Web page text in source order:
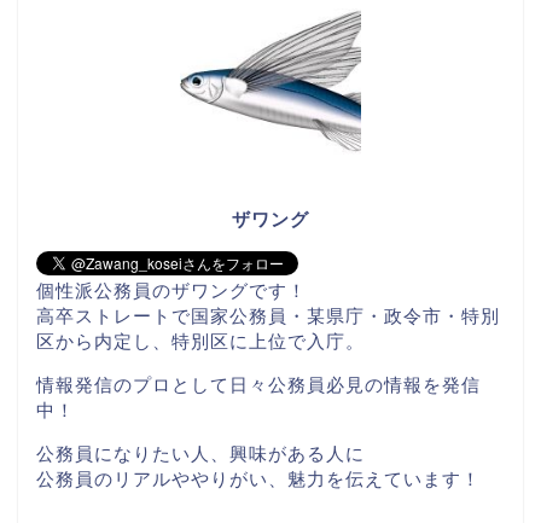
ザワング
個性派公務員のザワングです！
高卒ストレートで国家公務員・某県庁・政令市・特別
区から内定し、特別区に上位で入庁。
情報発信のプロとして日々公務員必見の情報を発信
中！
公務員になりたい人、興味がある人に
公務員のリアルややりがい、魅力を伝えています！